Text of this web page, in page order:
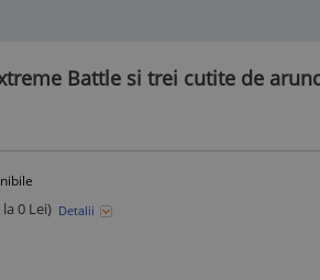
Battle si trei cutite de
0 Lei) Detalii